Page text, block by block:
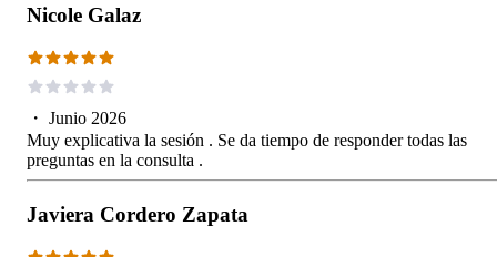
Nicole Galaz
・ Junio 2026
Muy explicativa la sesión . Se da tiempo de responder todas las
preguntas en la consulta .
Javiera Cordero Zapata